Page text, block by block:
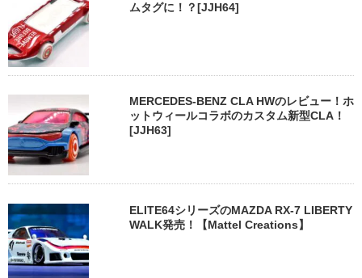
ムタグに！？[JJH64]
MERCEDES-BENZ CLA HWのレビュー！ホ
ットウィールコラボのカスタム新型CLA！
[JJH63]
ELITE64シリーズのMAZDA RX-7 LIBERTY
WALK発売！【Mattel Creations】